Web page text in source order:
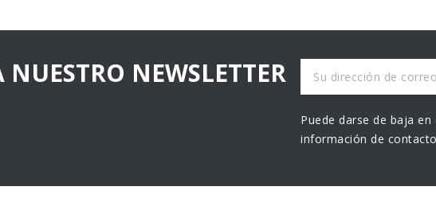
NUESTRO NEWSLETTER
Puede darse de baja
información de